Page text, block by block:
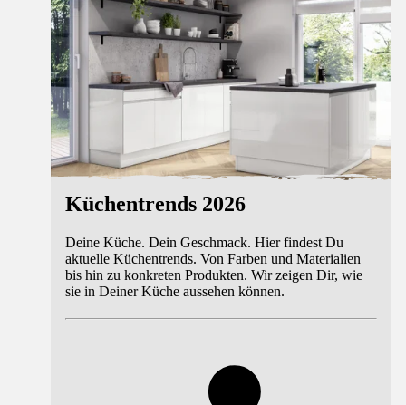
Küchentrends 2026
Deine Küche. Dein Geschmack. Hier findest Du
aktuelle Küchentrends. Von Farben und Materialien
bis hin zu konkreten Produkten. Wir zeigen Dir, wie
sie in Deiner Küche aussehen können.